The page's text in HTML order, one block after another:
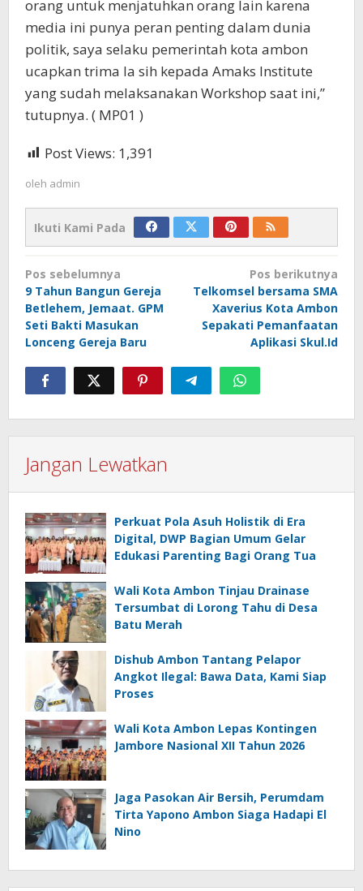
orang untuk menjatuhkan orang lain karena
media ini punya peran penting dalam dunia
politik, saya selaku pemerintah kota ambon
ucapkan trima la sih kepada Amaks Institute
yang sudah melaksanakan Workshop saat ini,”
tutupnya. ( MP01 )
Post Views: 1,391
oleh admin
Ikuti Kami Pada
Navigasi
pos
Pos sebelumnya
9 Tahun Bangun Gereja
Betlehem, Jemaat. GPM
Seti Bakti Masukan
Lonceng Gereja Baru
Pos berikutnya
Telkomsel bersama SMA
Xaverius Kota Ambon
Sepakati Pemanfaatan
Aplikasi Skul.Id
Jangan Lewatkan
Perkuat Pola Asuh Holistik di Era
Digital, DWP Bagian Umum Gelar
Edukasi Parenting Bagi Orang Tua
Wali Kota Ambon Tinjau Drainase
Tersumbat di Lorong Tahu di Desa
Batu Merah
Dishub Ambon Tantang Pelapor
Angkot Ilegal: Bawa Data, Kami Siap
Proses
Wali Kota Ambon Lepas Kontingen
Jambore Nasional XII Tahun 2026
Jaga Pasokan Air Bersih, Perumdam
Tirta Yapono Ambon Siaga Hadapi El
Nino